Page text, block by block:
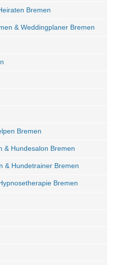
Bremen
& Weddingplaner Bremen
Bremen
& Hundesalon Bremen
& Hundetrainer Bremen
Bremen